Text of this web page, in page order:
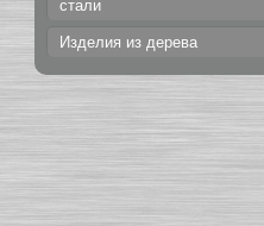
стали
Изделия из дерева